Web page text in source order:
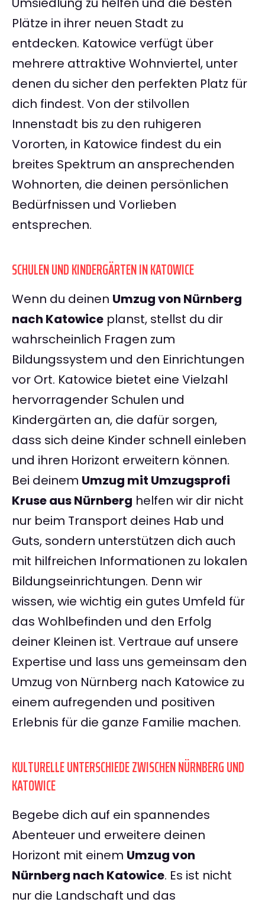
Plätze in ihrer neuen Stadt zu
entdecken. Katowice verfügt über
mehrere attraktive Wohnviertel, unter
denen du sicher den perfekten Platz für
dich findest. Von der stilvollen
Innenstadt bis zu den ruhigeren
Vororten, in Katowice findest du ein
breites Spektrum an ansprechenden
Wohnorten, die deinen persönlichen
Bedürfnissen und Vorlieben
entsprechen.
SCHULEN UND KINDERGÄRTEN IN KATOWICE
Wenn du deinen Umzug von Nürnberg
nach Katowice planst, stellst du dir
wahrscheinlich Fragen zum
Bildungssystem und den Einrichtungen
vor Ort. Katowice bietet eine Vielzahl
hervorragender Schulen und
Kindergärten an, die dafür sorgen,
dass sich deine Kinder schnell einleben
und ihren Horizont erweitern können.
Bei deinem Umzug mit Umzugsprofi
Kruse aus Nürnberg helfen wir dir nicht
nur beim Transport deines Hab und
Guts, sondern unterstützen dich auch
mit hilfreichen Informationen zu lokalen
Bildungseinrichtungen. Denn wir
wissen, wie wichtig ein gutes Umfeld für
das Wohlbefinden und den Erfolg
deiner Kleinen ist. Vertraue auf unsere
Expertise und lass uns gemeinsam den
Umzug von Nürnberg nach Katowice zu
einem aufregenden und positiven
Erlebnis für die ganze Familie machen.
KULTURELLE UNTERSCHIEDE ZWISCHEN NÜRNBERG UND
KATOWICE
Begebe dich auf ein spannendes
Abenteuer und erweitere deinen
Horizont mit einem Umzug von
Nürnberg nach Katowice. Es ist nicht
nur die Landschaft und das